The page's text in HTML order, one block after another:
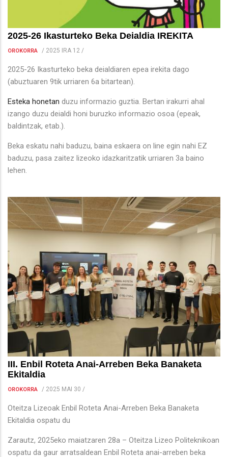
2025-26 Ikasturteko Beka Deialdia IREKITA
OROKORRA / 2025 IRA 12 /
2025-26 Ikasturteko beka deialdiaren epea irekita dago
(abuztuaren 9tik urriaren 6a bitartean).
Esteka honetan duzu informazio guztia. Bertan irakurri ahal
izango duzu deialdi honi buruzko informazio osoa (epeak,
baldintzak, etab.).
Beka eskatu nahi baduzu, baina eskaera on line egin nahi EZ
baduzu, pasa zaitez lizeoko idazkaritzatik urriaren 3a baino
lehen.
III. Enbil Roteta Anai-Arreben Beka Banaketa
Ekitaldia
OROKORRA / 2025 MAI 30 /
Oteitza Lizeoak Enbil Roteta Anai-Arreben Beka Banaketa
Ekitaldia ospatu du
Zarautz, 2025eko maiatzaren 28a – Oteitza Lizeo Politeknikoan
ospatu da gaur arratsaldean Enbil Roteta anai-arreben beka